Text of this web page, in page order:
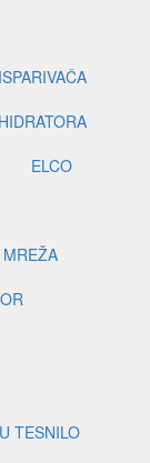
ELCO
TESNILO